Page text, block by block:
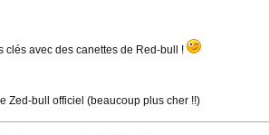
clés avec des canettes de Red-bull !
Zed-bull officiel (beaucoup plus cher !!)